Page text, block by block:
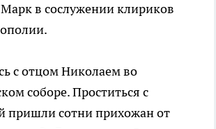
в сослужении клириков
с отцом Николаем во
соборе. Проститься с
пришли сотни прихожан от